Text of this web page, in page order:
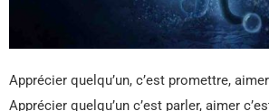
Apprécier quelqu’un, c’est promettre,
Apprécier quelqu’un c’est parler, aimer